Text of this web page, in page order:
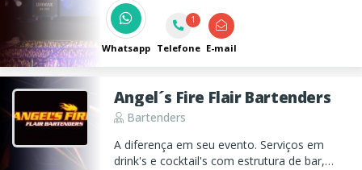
padrão técnico, estético e emocional.
Whatsapp
1
Telefone E-mail
Angel´s Fire Flair Bartenders
Bartenders
A diferença em seu evento. Serviços em
drink's e cocktail's com estrutura de bar,